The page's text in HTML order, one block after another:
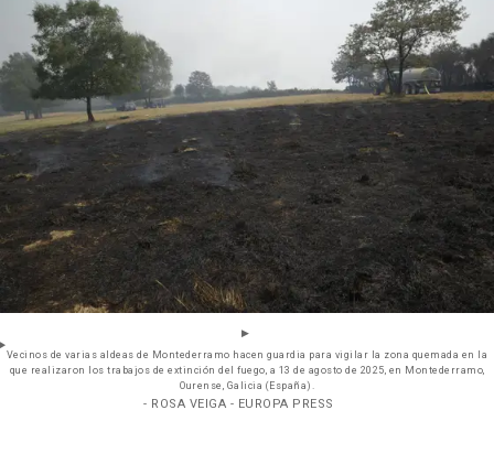
Vecinos de varias aldeas de Montederramo hacen guardia para vigilar la zona quemada en la
que realizaron los trabajos de extinción del fuego, a 13 de agosto de 2025, en Montederramo,
Ourense, Galicia (España).
- ROSA VEIGA - EUROPA PRESS